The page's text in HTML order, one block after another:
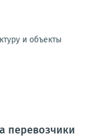
и объекты
перевозчики